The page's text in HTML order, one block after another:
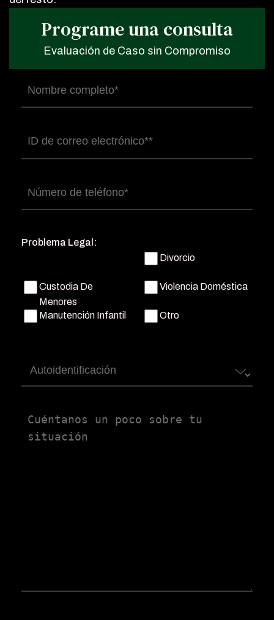
Programe una consulta
Evaluación de Caso sin Compromiso
Nombre
completo(Obligatorio)
Correo
electrónico(Obligatorio)
Número
de
Problema Legal:
Divorcio
Custodia De
Menores
Violencia Doméstica
Manutención Infantil Otro
Autoidentificación
Untitled